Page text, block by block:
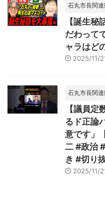
石丸市長関
【誕生
だわって
ャラはど
2025/11/
石丸市長関
【議員
るド正論
意です」
二 #政治
き #切り
2025/11/